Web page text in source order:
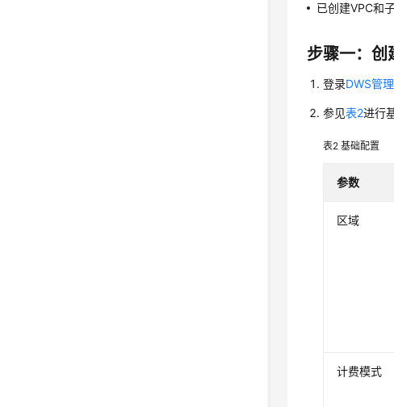
已创建VPC和子
步骤一：创
登录DWS管
参见表2进行
表2基础配置
参数
区域
计费模式